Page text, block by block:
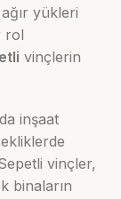
yükleri
rol
vinçlerin
inşaat
vinçler,
binaların